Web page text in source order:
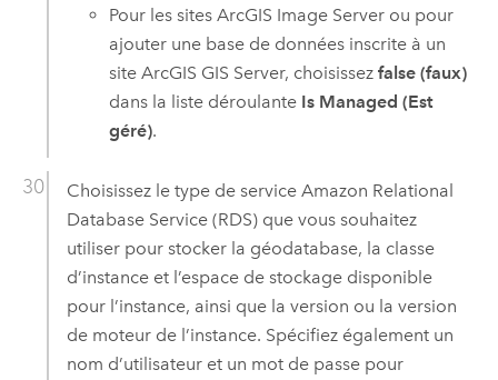
Pour les sitesArcGIS Image Server ou pour
ajouter une base de données inscrite à un
siteArcGIS GIS Server, choisissezfalse (faux)
dans la liste déroulante Is Managed (Est
géré).
Choisissez le type de service Amazon Relational
Database Service (RDS)que vous souhaitez
utiliser pour stocker la géodatabase, la classe
d’instance et l’espace de stockage disponible
pour l’instance, ainsi que la version ou la version
de moteur de l’instance. Spécifiez également un
nom d’utilisateur et un mot de passe pour